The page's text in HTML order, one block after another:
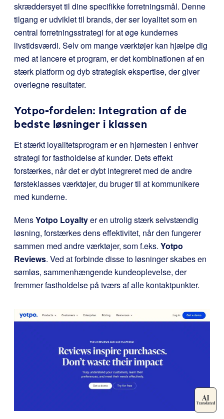
skræddersyet til dine specifikke forretningsmål. Denne
tilgang er udviklet til brands, der ser loyalitet som en
central forretningsstrategi for at øge kundernes
livstidsværdi. Selv om mange værktøjer kan hjælpe dig
med at lancere et program, er det kombinationen af en
stærk platform og dyb strategisk ekspertise, der giver
overlegne resultater.
Yotpo-fordelen: Integration af de
bedste løsninger i klassen
Et stærkt loyalitetsprogram er en hjørnesten i enhver
strategi for fastholdelse af kunder. Dets effekt
forstærkes, når det er dybt integreret med de andre
førsteklasses værktøjer, du bruger til at kommunikere
med kunderne.
MensYotpo Loyaltyer en utrolig stærk selvstændig
løsning, forstærkes dens effektivitet, når den fungerer
sammen med andre værktøjer, som f.eks. Yotpo
Reviews. Ved at forbinde disse to løsninger skabes en
sømløs, sammenhængende kundeoplevelse, der
fremmer fastholdelse på tværs af alle kontaktpunkter.